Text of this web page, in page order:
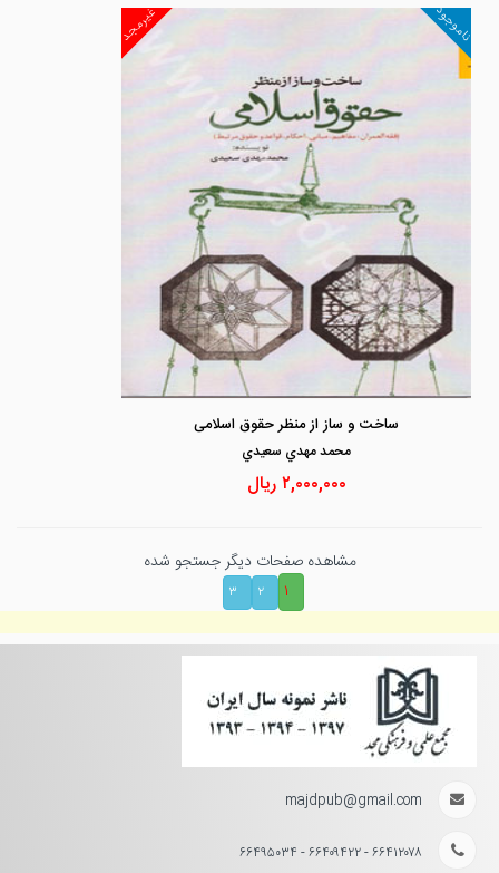
غیرمجد ناموجود
ساخت و ساز از منظر حقوق اسلامی
محمد مهدي سعيدي
۲,۰۰۰,۰۰۰ریال
مشاهده صفحات دیگر جستجو شده
۱
۲ ۳
majdpub@gmail.com
۶۶۴۱۲۰۷۸ - ۶۶۴۰۹۴۲۲ - ۶۶۴۹۵۰۳۴